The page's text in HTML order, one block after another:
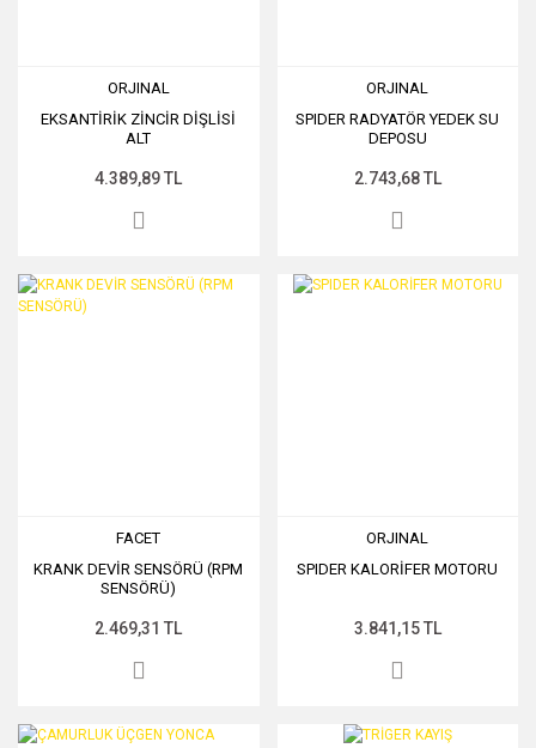
ORJINAL
EKSANTİRİK ZİNCİR DİŞLİSİ
ALT
4.389,89 TL
ORJINAL
SPIDER RADYATÖR YEDEK SU
DEPOSU
2.743,68 TL
FACET
KRANK DEVİR SENSÖRÜ (RPM
SENSÖRÜ)
2.469,31 TL
ORJINAL
SPIDER KALORİFER MOTORU
3.841,15 TL